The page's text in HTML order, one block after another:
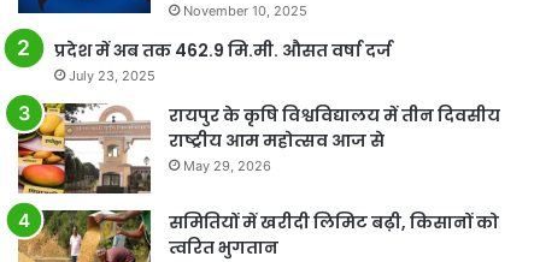
November 10, 2025
प्रदेश में अब तक 462.9 मि.मी. औसत वर्षा दर्ज
July 23, 2025
रायपुर के कृषि विश्वविद्यालय में तीन दिवसीय
राष्ट्रीय आम महोत्सव आज से
May 29, 2026
समितियों में खरीदी लिमिट बढ़ी, किसानों को
त्वरित भुगतान